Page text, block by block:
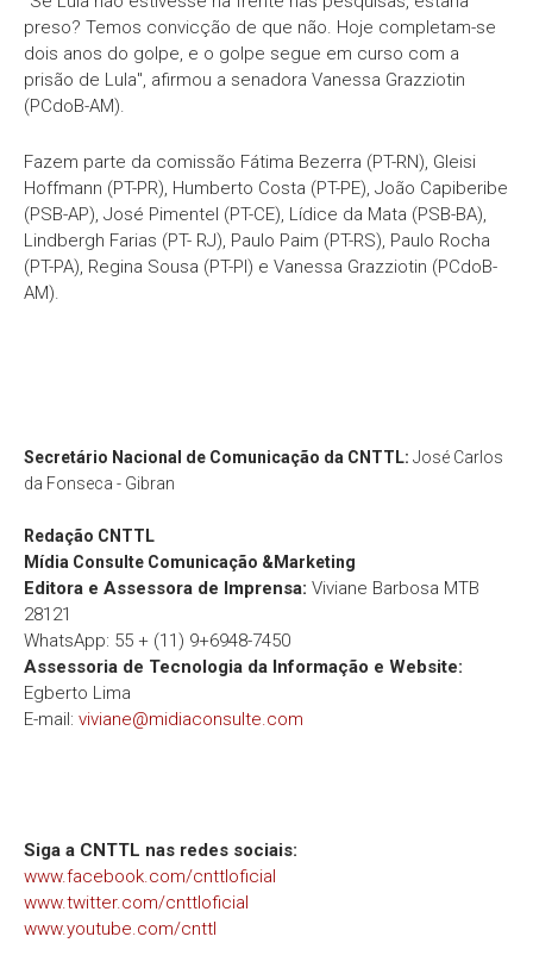
preso? Temos convicção de que não. Hoje completam-se
dois anos do golpe, e o golpe segue em curso com a
prisão de Lula", afirmou a senadora Vanessa Grazziotin
(PCdoB-AM).
Fazem parte da comissão Fátima Bezerra (PT-RN), Gleisi
Hoffmann (PT-PR), Humberto Costa (PT-PE), João Capiberibe
(PSB-AP), José Pimentel (PT-CE), Lídice da Mata (PSB-BA),
Lindbergh Farias (PT- RJ), Paulo Paim (PT-RS), Paulo Rocha
(PT-PA), Regina Sousa (PT-PI) e Vanessa Grazziotin (PCdoB-
AM).
Secretário Nacional de Comunicação da CNTTL: José Carlos
da Fonseca - Gibran
Redação CNTTL
Mídia Consulte Comunicação &Marketing
Editora e Assessora de Imprensa: Viviane Barbosa MTB
28121
WhatsApp: 55 + (11) 9+6948-7450
Assessoria de Tecnologia da Informação e Website:
Egberto Lima
E-mail: viviane@midiaconsulte.com
Siga a CNTTL nas redes sociais:
www.facebook.com/cnttloficial
www.twitter.com/cnttloficial
www.youtube.com/cnttl